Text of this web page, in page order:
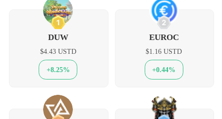
1
DUW
$4.43 USTD
+8.25%
2
EUROC
$1.16 USTD
+0.44%